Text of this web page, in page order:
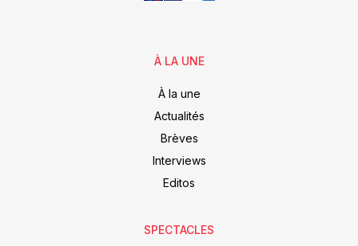
À LA UNE
À la une
Actualités
Brèves
Interviews
Editos
SPECTACLES